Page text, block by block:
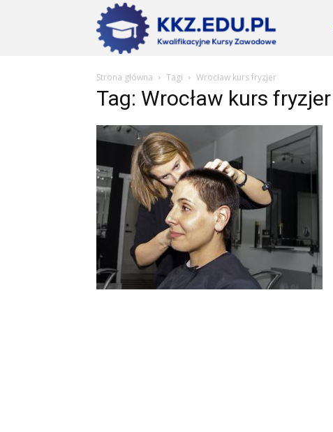
–
Aktualności
Strona główna Tagi Wrocław kurs fryzjer
Tag: Wrocław kurs fryzjer